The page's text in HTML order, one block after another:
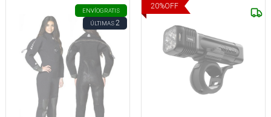
ENVÍOGRATIS
ÚLTIMAS2
20%OFF